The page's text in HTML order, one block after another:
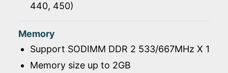
440, 450)
Memory
Support SODIMM DDR 2 533/667MHz X 1
Memory size up to 2GB